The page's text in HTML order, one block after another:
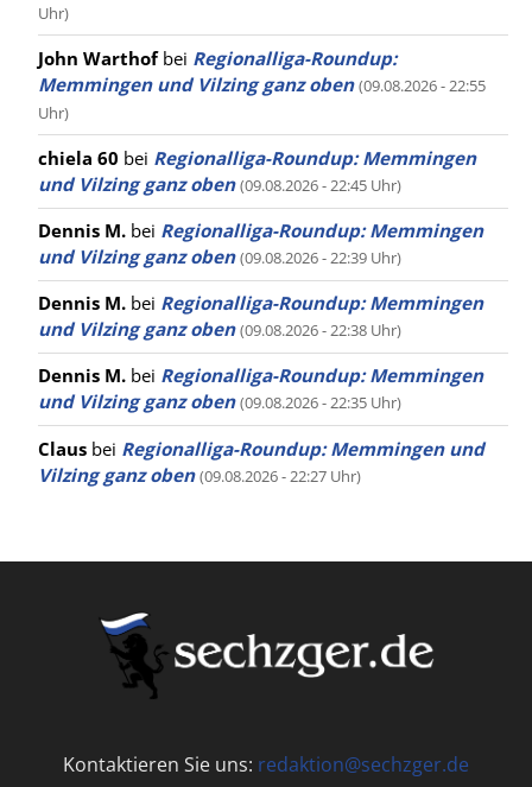
Uhr)
John Warthofbei Regionalliga-Roundup:
Memmingen und Vilzing ganz oben (09.08.2026 - 22:55
Uhr)
chiela 60 bei Regionalliga-Roundup: Memmingen
und Vilzing ganz oben (09.08.2026 - 22:45 Uhr)
Dennis M. bei Regionalliga-Roundup: Memmingen
und Vilzing ganz oben (09.08.2026 - 22:39 Uhr)
Dennis M. bei Regionalliga-Roundup: Memmingen
und Vilzing ganz oben (09.08.2026 - 22:38 Uhr)
Dennis M. bei Regionalliga-Roundup: Memmingen
und Vilzing ganz oben (09.08.2026 - 22:35 Uhr)
Claus bei Regionalliga-Roundup: Memmingen und
Vilzing ganz oben (09.08.2026 - 22:27 Uhr)
Kontaktieren Sie uns: redaktion@sechzger.de